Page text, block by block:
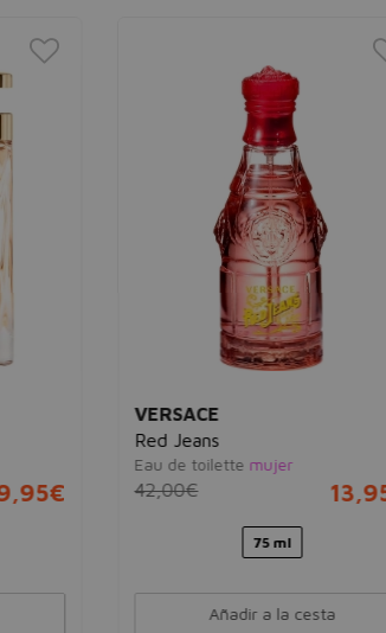
13,95€
BURBERRY
My Burberry
Eau de parfum mujer
120,00€
90 ml
Añadir a la cesta